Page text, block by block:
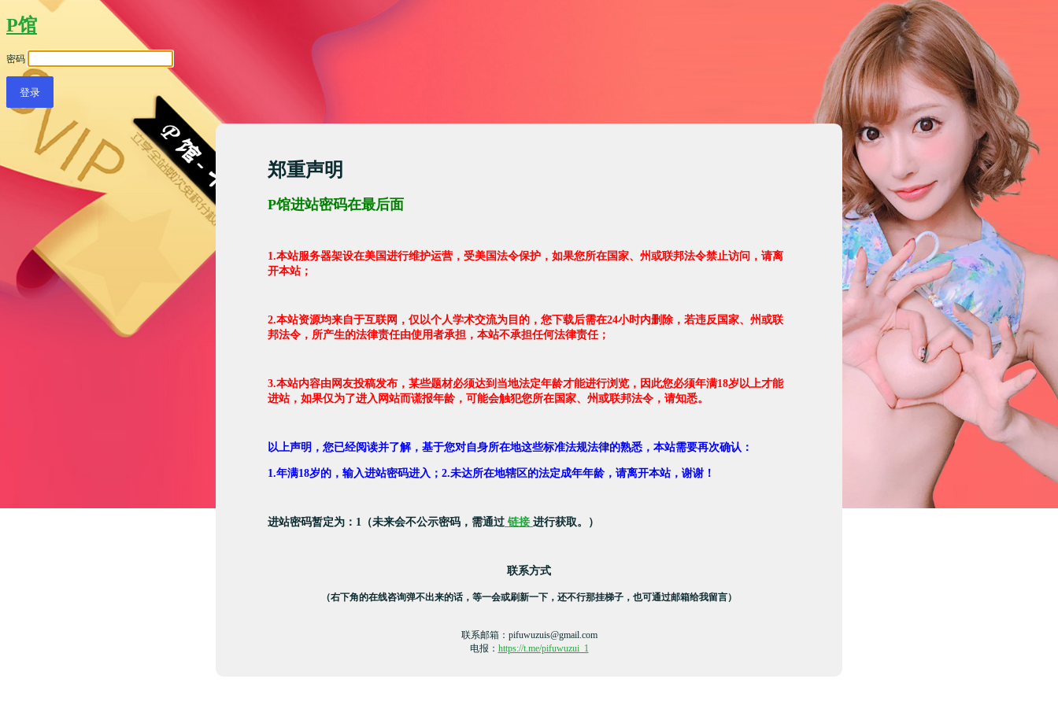
P馆
密码
郑重声明
P馆进站密码在最后面
1.本站服务器架设在美国进行维护运营，受美国法令保护，如果您所在国家、州或联邦法令禁止访问，请离
开本站；
2.本站资源均来自于互联网，仅以个人学术交流为目的，您下载后需在24小时内删除，若违反国家、州或联
邦法令，所产生的法律责任由使用者承担，本站不承担任何法律责任；
3.本站内容由网友投稿发布，某些题材必须达到当地法定年龄才能进行浏览，因此您必须年满18岁以上才能
进站，如果仅为了进入网站而谎报年龄，可能会触犯您所在国家、州或联邦法令，请知悉。
以上声明，您已经阅读并了解，基于您对自身所在地这些标准法规法律的熟悉，本站需要再次确认：
1.年满18岁的，输入进站密码进入；2.未达所在地辖区的法定成年年龄，请离开本站，谢谢！
进站密码暂定为：1（未来会不公示密码，需通过 链接 进行获取。）
联系方式
（右下角的在线咨询弹不出来的话，等一会或刷新一下，还不行那挂梯子，也可通过邮箱给我留言）
联系邮箱： pifuwuzuis@gmail.com
电报： https://t.me/pifuwuzui_1